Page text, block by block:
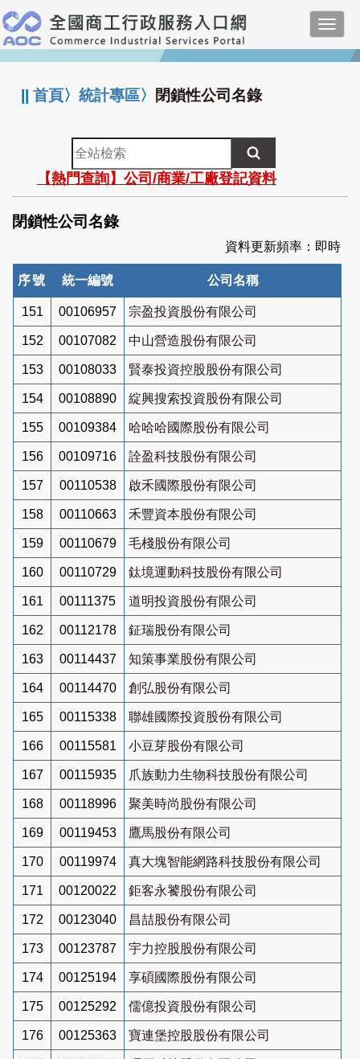
跳
到
主
要
:::
||首頁〉統計專區〉 閉鎖性公司名錄
全
站
檢
索
【熱門查詢】公司/商業/工廠登記資料
閉鎖性公司名錄
資料更新頻率：即時
序號 統一編號 公司名稱
151 00106957 宗盈投資股份有限公司
152 00107082 中山營造股份有限公司
153 00108033 賢泰投資控股股份有限公司
154 00108890 綻興搜索投資股份有限公司
155 00109384 哈哈哈國際股份有限公司
156 00109716 詮盈科技股份有限公司
157 00110538 啟禾國際股份有限公司
158 00110663 禾豐資本股份有限公司
159 00110679 毛棧股份有限公司
160 00110729 鈦境運動科技股份有限公司
161 00111375 道明投資股份有限公司
162 00112178 鉦瑞股份有限公司
163 00114437 知策事業股份有限公司
164 00114470 創弘股份有限公司
165 00115338 聯雄國際投資股份有限公司
166 00115581 小豆芽股份有限公司
167 00115935 爪族動力生物科技股份有限公司
168 00118996 聚美時尚股份有限公司
169 00119453 鷹馬股份有限公司
170 00119974 真大塊智能網路科技股份有限公司
171 00120022 鉅客永饕股份有限公司
172 00123040 昌喆股份有限公司
173 00123787 宇力控股股份有限公司
174 00125194 享碩國際股份有限公司
175 00125292 儒億投資股份有限公司
176 00125363 寶連堡控股股份有限公司